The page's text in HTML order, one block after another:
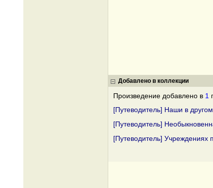
Добавлено в коллекции
Произведение добавлено в 1
[Путеводитель] Наши в
[Путеводитель]
[Путеводитель]